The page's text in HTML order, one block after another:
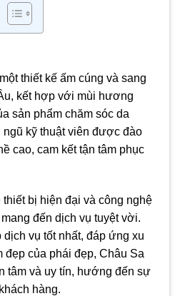
thiết kế ấm cúng và sang
kết hợp với mùi hương
sản phẩm chăm sóc da
kỹ thuật viên được đào
cao, cam kết tận tâm phục
bị hiện đại và công nghệ
đến dịch vụ tuyệt vời.
vụ tốt nhất, đáp ứng xu
đẹp của phái đẹp, Châu Sa
tâm và uy tín, hướng đến sự
hàng.